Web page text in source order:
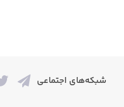
شبکه‌های اجتماعی